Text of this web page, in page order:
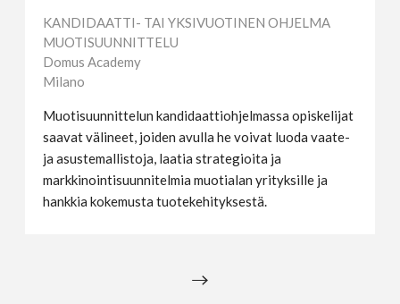
KANDIDAATTI- TAI YKSIVUOTINEN OHJELMA
MUOTISUUNNITTELU
Domus Academy
Milano
Muotisuunnittelun kandidaattiohjelmassa opiskelijat
saavat välineet, joiden avulla he voivat luoda vaate-
ja asustemallistoja, laatia strategioita ja
markkinointisuunnitelmia muotialan yrityksille ja
hankkia kokemusta tuotekehityksestä.
→